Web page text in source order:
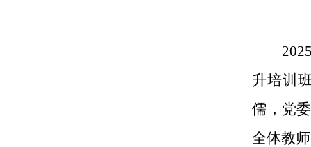
升培训
儒 ， 党
全体教